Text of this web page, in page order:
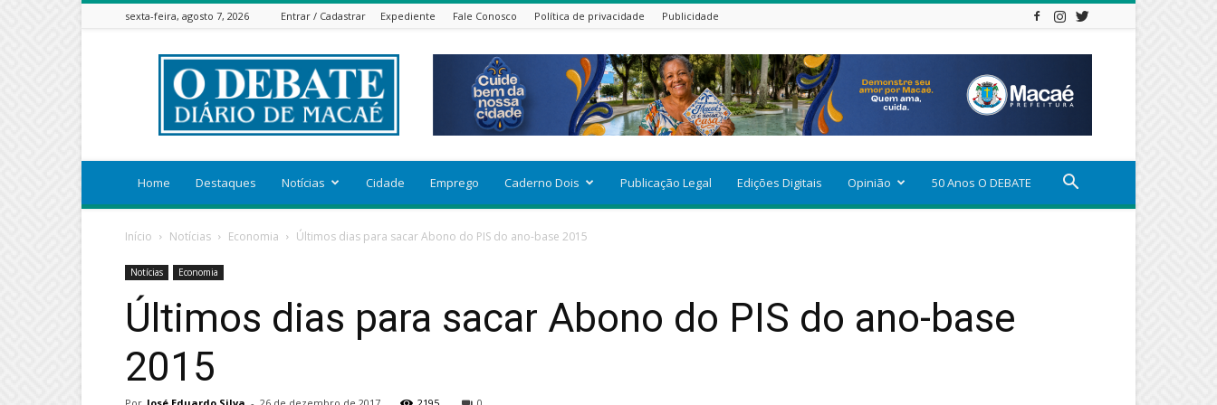
sexta-feira, agosto 7, 2026 Entrar / Cadastrar Expediente Fale Conosco Política de privacidade Publicidade
ODEBATEON
Home Destaques Notícias Cidade Emprego Caderno Dois Publicação Legal Edições Digitais Opinião 50 Anos O DEBATE
Início Notícias Economia Últimos dias para sacar Abono do PIS do ano-base 2015
Notícias Economia
Últimos dias para sacar Abono do PIS do ano-base
2015